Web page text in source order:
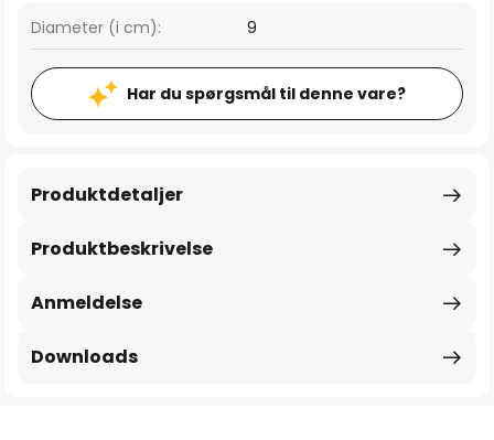
Diameter (i cm): 9
Har du spørgsmål til denne vare?
Produktbeskrivelse
Produktdetaljer
Anmeldelse
Downloads